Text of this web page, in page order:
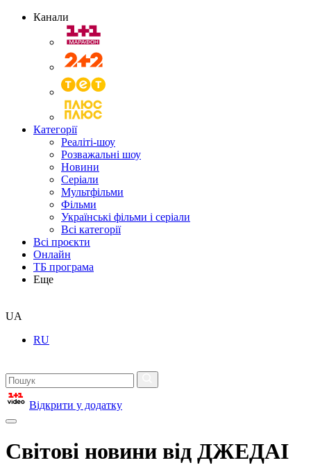
Канали
Категорії
Реаліті-шоу
Розважальні шоу
Новини
Серіали
Мультфільми
Фільми
Українські фільми і серіали
Всі категорії
Всі проєкти
Онлайн
ТБ програма
Еще
UA
RU
Відкрити у додатку
Світові новини від ДЖЕДАІ